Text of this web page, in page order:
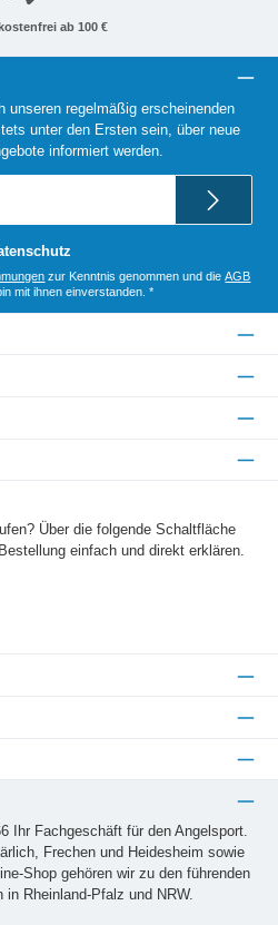
ab 100 €
unseren regelmäßig erscheinenden
unter den Ersten sein, über neue
informiert werden.
zur Kenntnis genommen und dieAGB
mit ihnen einverstanden. *
Über die folgende Schaltfläche
einfach und direkt erklären.
Ihr Fachgeschäft für den Angelsport.
Frechen und Heidesheim sowie
Shop gehören wir zu den führenden
in Rheinland-Pfalz und NRW.